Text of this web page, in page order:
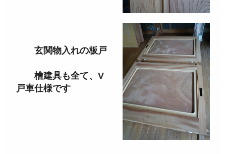
玄関物入れの板戸
檜建具も全て、V
戸車仕様です